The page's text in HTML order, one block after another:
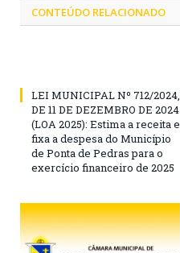
CONTEÚDO RELACIONADO
LEI MUNICIPAL Nº 712/2024,
DE 11 DE DEZEMBRO DE 2024
(LOA 2025): Estima a receita e
fixa a despesa do Município
de Ponta de Pedras para o
exercício financeiro de 2025